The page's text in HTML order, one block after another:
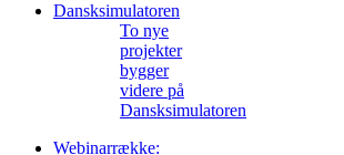
To nye
projekter
bygger
videre på
Dansksimulatoren
Webinarrække: